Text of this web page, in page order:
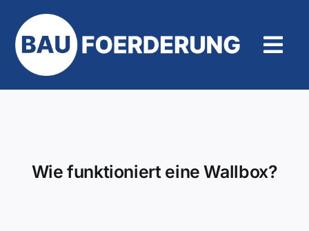
Inhalt
springen
Wie funktioniert eine Wallbox?